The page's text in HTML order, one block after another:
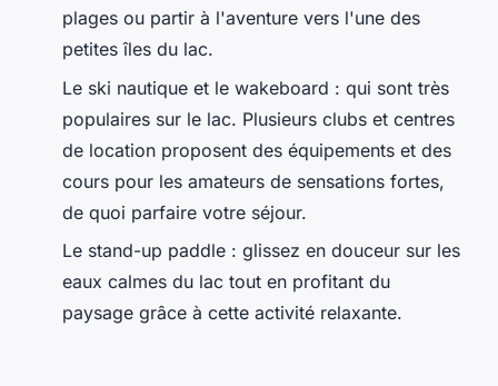
plages ou partir à l'aventure vers l'une des
petites îles du lac.
Le ski nautique et le wakeboard : qui sont très
populaires sur le lac. Plusieurs clubs et centres
de location proposent des équipements et des
cours pour les amateurs de sensations fortes,
de quoi parfaire votre séjour.
Le stand-up paddle : glissez en douceur sur les
eaux calmes du lac tout en profitant du
paysage grâce à cette activité relaxante.